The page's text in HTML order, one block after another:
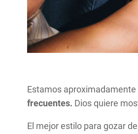
Estamos
frecuentes. Dios quiere
El mejor estilo para gozar